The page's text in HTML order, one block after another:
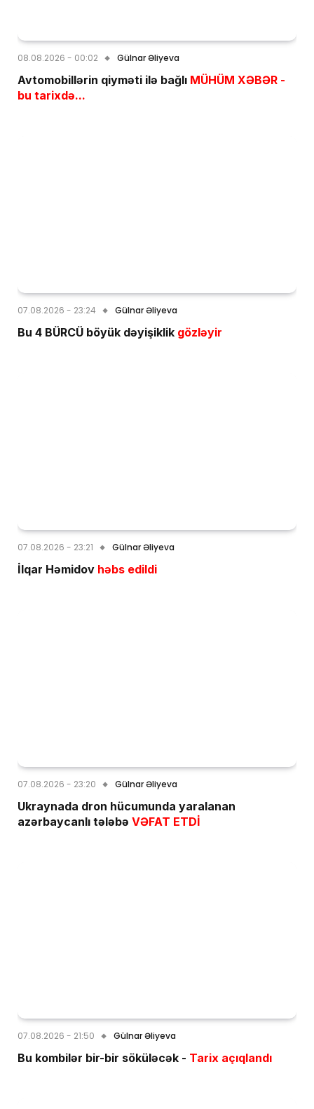
08.08.2026 - 00:02 Gülnar Əliyeva
Avtomobillərin qiyməti ilə bağlı MÜHÜM XƏBƏR -
bu tarixdə...
07.08.2026 - 23:24 Gülnar Əliyeva
Bu 4 BÜRCÜ böyük dəyişiklik gözləyir
07.08.2026 - 23:21 Gülnar Əliyeva
İlqar Həmidov həbs edildi
07.08.2026 - 23:20 Gülnar Əliyeva
Ukraynada dron hücumunda yaralanan
azərbaycanlı tələbə VƏFAT ETDİ
07.08.2026 - 21:50 Gülnar Əliyeva
Bu kombilər bir-bir söküləcək - Tarix açıqlandı